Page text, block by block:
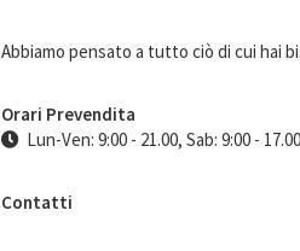
Abbiamo pensato a tutto ciò di cui hai
Orari Prevendita
Lun-Ven: 9:00 - 21.00, Sab: 9:00 -
Contatti